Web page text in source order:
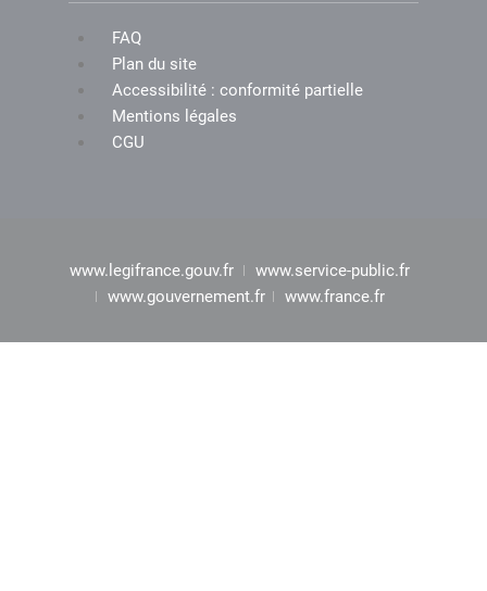
FAQ
Plan du site
Accessibilité : conformité partielle
Mentions légales
CGU
www.legifrance.gouv.fr
www.service-public.fr
www.gouvernement.fr
www.france.fr